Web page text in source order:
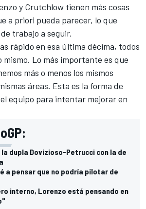
y Crutchlow tienen más cosas
a priori pueda parecer, lo que
trabajo a seguir.
rápido en esa última décima, todos
mismo. Lo más importante es que
más o menos los mismos
áreas. Esta es la forma de
equipo para intentar mejorar en
la dupla Dovizioso-Petrucci con la de
a pensar que no podría pilotar de
interno, Lorenzo está pensando en